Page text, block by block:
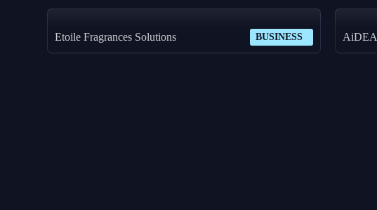
Etoile Fragrances Solutions BUSINESS AiDEA